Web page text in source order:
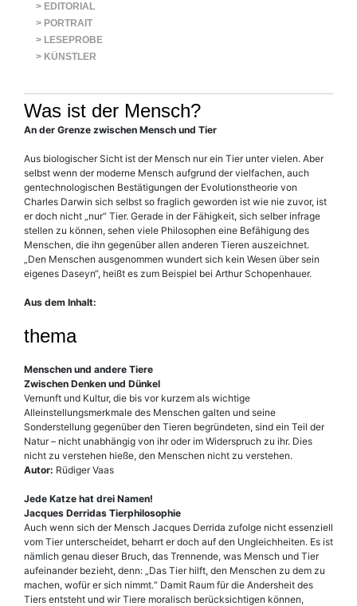
> EDITORIAL
> PORTRAIT
> LESEPROBE
> KÜNSTLER
Was ist der Mensch?
An der Grenze zwischen Mensch und Tier
Aus biologischer Sicht ist der Mensch nur ein Tier unter vielen. Aber
selbst wenn der moderne Mensch aufgrund der vielfachen, auch
gentechnologischen Bestätigungen der Evolutionstheorie von
Charles Darwin sich selbst so fraglich geworden ist wie nie zuvor, ist
er doch nicht „nur“ Tier. Gerade in der Fähigkeit, sich selber infrage
stellen zu können, sehen viele Philosophen eine Befähigung des
Menschen, die ihn gegenüber allen anderen Tieren auszeichnet.
„Den Menschen ausgenommen wundert sich kein Wesen über sein
eigenes Daseyn“, heißt es zum Beispiel bei Arthur Schopenhauer.
Aus dem Inhalt:
thema
Menschen und andere Tiere
Zwischen Denken und Dünkel
Vernunft und Kultur, die bis vor kurzem als wichtige
Alleinstellungsmerkmale des Menschen galten und seine
Sonderstellung gegenüber den Tieren begründeten, sind ein Teil der
Natur – nicht unabhängig von ihr oder im Widerspruch zu ihr. Dies
nicht zu verstehen hieße, den Menschen nicht zu verstehen.
Autor: Rüdiger Vaas
Jede Katze hat drei Namen!
Jacques Derridas Tierphilosophie
Auch wenn sich der Mensch Jacques Derrida zufolge nicht essenziell
vom Tier unterscheidet, beharrt er doch auf den Ungleichheiten. Es ist
nämlich genau dieser Bruch, das Trennende, was Mensch und Tier
aufeinander bezieht, denn: „Das Tier hilft, den Menschen zu dem zu
machen, wofür er sich nimmt.“ Damit Raum für die Andersheit des
Tiers entsteht und wir Tiere moralisch berücksichtigen können,